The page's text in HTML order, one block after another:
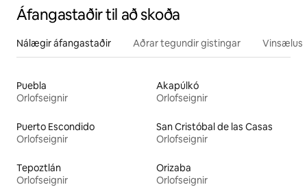
Áfangastaðir til að skoða
Nálægir áfangastaðir Aðrar tegundir gistingar
Puebla
Orlofseignir
Akapúlkó
Orlofseignir
Puerto Escondido
Orlofseignir
San Cristóbal de las Casas
Orlofseignir
Tepoztlán
Orlofseignir
Orizaba
Orlofseignir